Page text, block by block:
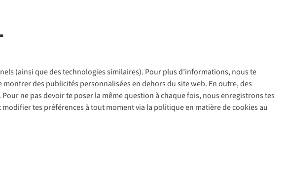
(ainsi que des technologies similaires). Pour plus d’informations, nous te
des publicités personnalisées en dehors du site web. En outre, des
ne pas devoir te poser la même question à chaque fois, nous enregistrons tes
tes préférences à tout moment via la politique en matière de cookies au
générales Cookie policy